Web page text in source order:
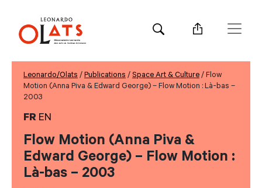
Leonardo/Olats / Publications / Space Art & Culture / Flow
Motion (Anna Piva & Edward George) – Flow Motion : Là-bas –
2003
FR EN
Flow Motion (Anna Piva &
Edward George) – Flow Motion :
Là-bas – 2003